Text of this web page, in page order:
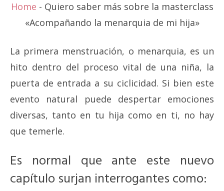
Home - Quiero saber más sobre la masterclass
«Acompañando la menarquia de mi hija»
La primera menstruación, o menarquia, es un
hito dentro del proceso vital de una niña, la
puerta de entrada a su ciclicidad. Si bien este
evento natural puede despertar emociones
diversas, tanto en tu hija como en ti, no hay
que temerle.
Es normal que ante este nuevo
capítulo surjan interrogantes como: